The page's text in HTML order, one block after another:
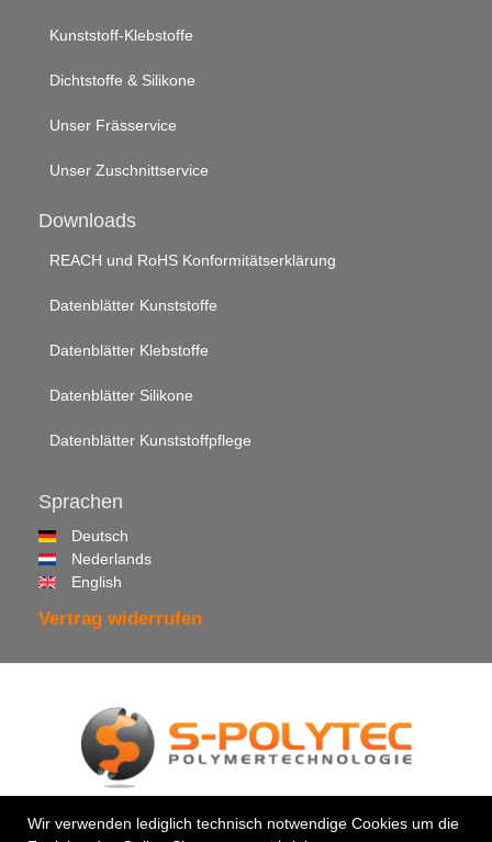
Kunststoff-Klebstoffe
Dichtstoffe & Silikone
Unser Frässervice
Unser Zuschnittservice
Downloads
REACH und RoHS Konformitätserklärung
Datenblätter Kunststoffe
Datenblätter Klebstoffe
Datenblätter Silikone
Datenblätter Kunststoffpflege
Sprachen
Deutsch
Nederlands
English
Vertrag widerrufen
© 2026 •S-Polytec GmbH
Wir verwenden lediglich technisch notwendige Cookies um die